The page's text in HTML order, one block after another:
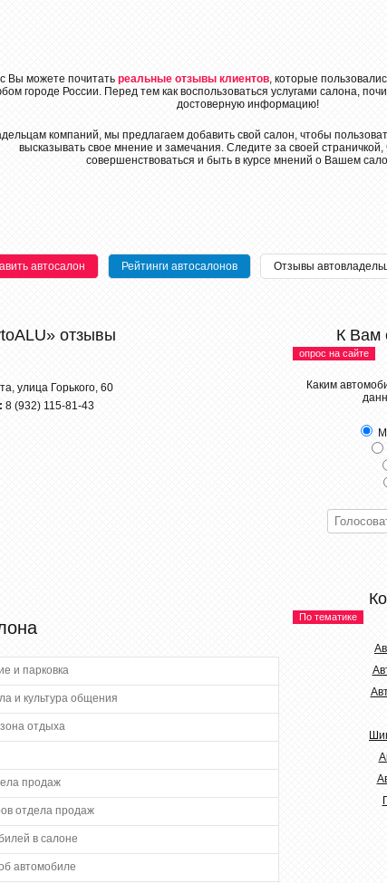
Вы можете почитать реальные отзывы клиентов, которые
городе России. Перед тем как воспользоваться услугами салона,
достоверную информацию!
компаний, мы предлагаем добавить свой салон, чтобы
высказывать свое мнение и замечания. Следите за своей
совершенствоваться и быть в курсе мнений о Вашем
автосалон Рейтинги автосалонов Отзывы
отзывы
улица Горького, 60
8 (932) 115-81-43
и парковка
и культура общения
отдыха
продаж
отдела продаж
в салоне
автомобиле
К Вам
опрос на сайте
Каким
По тематике